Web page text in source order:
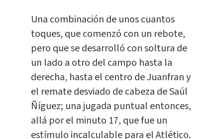
Una combinación de unos cuantos
toques, que comenzó con un rebote,
pero que se desarrolló con soltura de
un lado a otro del campo hasta la
derecha, hasta el centro de Juanfran y
el remate desviado de cabeza de Saúl
Ñíguez; una jugada puntual entonces,
allá por el minuto 17, que fue un
estímulo incalculable para el Atlético.